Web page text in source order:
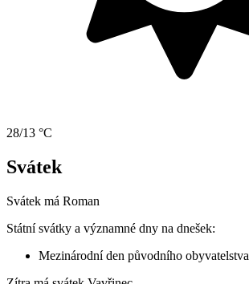
28/13 °C
Svátek
Svátek má Roman
Státní svátky a významné dny na dnešek:
Mezinárodní den původního obyvatelstva